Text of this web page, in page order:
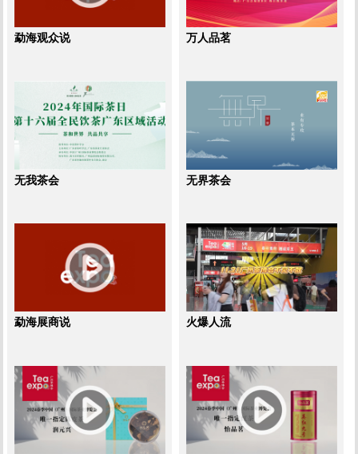
勐海观众说 万人品茗
无我茶会 无界茶会
勐海展商说 火爆人流